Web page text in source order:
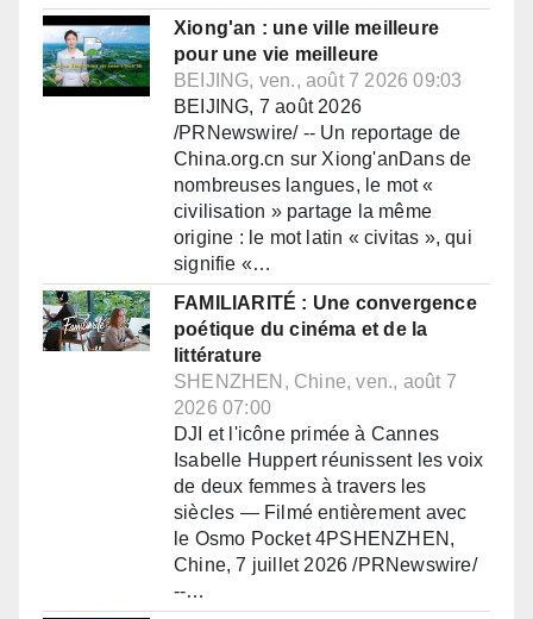
Xiong'an : une ville meilleure
pour une vie meilleure
BEIJING, ven., août 7 2026 09:03
BEIJING, 7 août 2026
/PRNewswire/ -- Un reportage de
China.org.cn sur Xiong'anDans de
nombreuses langues, le mot «
civilisation » partage la même
origine : le mot latin « civitas », qui
signifie «…
FAMILIARITÉ : Une convergence
poétique du cinéma et de la
littérature
SHENZHEN, Chine, ven., août 7
2026 07:00
DJI et l'icône primée à Cannes
Isabelle Huppert réunissent les voix
de deux femmes à travers les
siècles — Filmé entièrement avec
le Osmo Pocket 4PSHENZHEN,
Chine, 7 juillet 2026 /PRNewswire/
--…